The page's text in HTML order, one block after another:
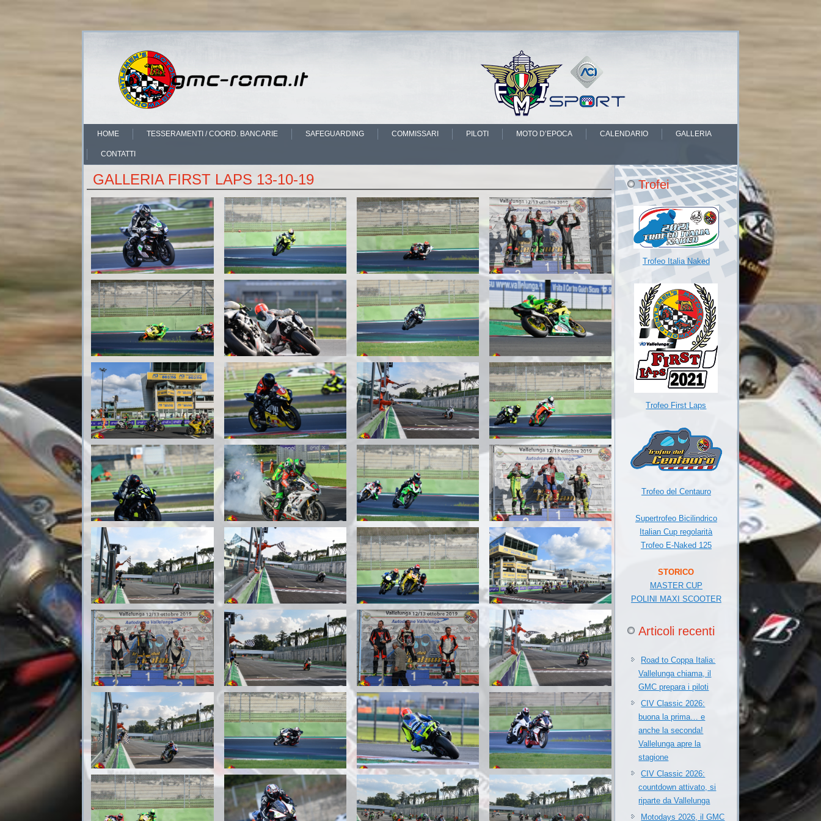
HOME TESSERAMENTI / COORD. BANCARIE SAFEGUARDING COMMISSARI PILOTI MOTO D’EPOCA CALENDARIO GALLERIA
CONTATTI
GALLERIA FIRST LAPS 13-10-19 Trofei
Trofeo Italia Naked
Trofeo First Laps
Trofeo del Centauro
Supertrofeo Bicilindrico
Italian Cup regolarità
Trofeo E-Naked 125
STORICO
MASTER CUP
POLINI MAXI SCOOTER
Articoli recenti
Road to Coppa Italia:
Vallelunga chiama, il
GMC prepara i piloti
CIV Classic 2026:
buona la prima… e
anche la seconda!
Vallelunga apre la
stagione
CIV Classic 2026:
countdown attivato, si
riparte da Vallelunga
Motodays 2026, il GMC